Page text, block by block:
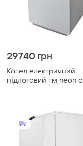
29740 грн
Котел електричний
підлоговий тм neon